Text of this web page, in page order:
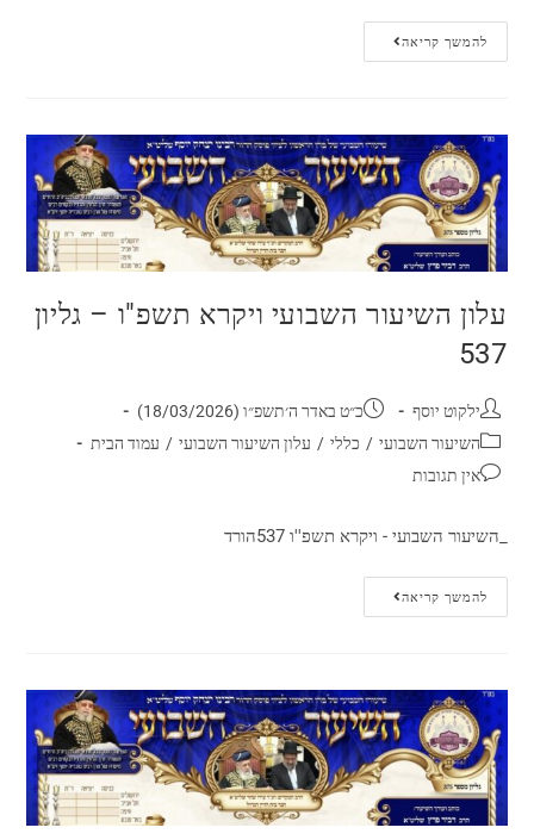
להמשך קריאה
עלון השיעור השבועי ויקרא תשפ"ו – גליון
537
ילקוט יוסף
כ״ט באדר ה׳תשפ״ו (18/03/2026)
השיעור השבועי / כללי / עלון השיעור השבועי / עמוד הבית
אין תגובות
_השיעור השבועי - ויקרא תשפ''ו 537הורד
להמשך קריאה